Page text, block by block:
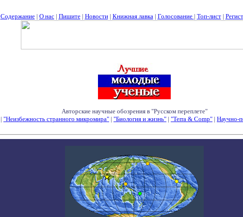
Содержание| О нас| Пишите| Новости| Книжная лавка| Голосование | Топ-лист|
Авторские научные обозрения в "Русском переплете"
| "Неизбежность странного микромира" | "Биология и жизнь" | "Terra & Comp" | Научно-